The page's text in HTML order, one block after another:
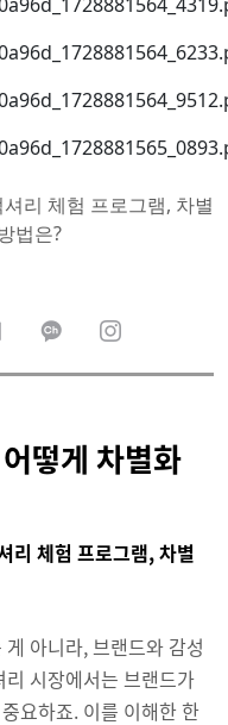
리 체험 프로그램, 차별
법은?
떻게 차별화
리 체험 프로그램, 차별
아니라, 브랜드와 감성
시장에서는 브랜드가
요하죠. 이를 이해한 한